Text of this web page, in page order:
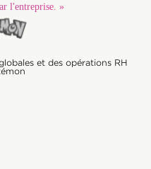
l'entreprise. »
et des opérations RH